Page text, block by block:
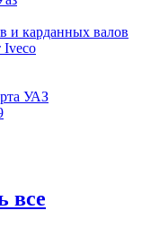
и карданных валов
Iveco
УАЗ
все